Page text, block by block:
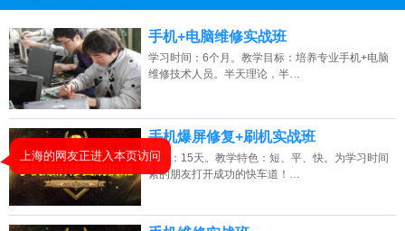
2026年8月10号_山西_胡同学（185****4425）报名:【手机维修培训班】
2026年8月10号_福建_刘同学（153****1140）报名:【手机维修培训班】
2026年8月10号_上海_潘同学（186****8727）报名: 【手机维修培训班】
2026年8月10号_江西_李同学（154****2604）报名:【手机维修培训班】
2026年8月10号_重庆_谭同学（135****1962）报名: 【手机维修培训班】
2026年8月10号_四川_胡同学（159****9115）报名:
点击免费咨询电话：13807313137
手机+电脑维修实战班
学习时间：6个月。教学目标：培养专业手机+电脑
维修技术人员。半天理论，半…
手机爆屏修复+刷机实战班
学时：15天。教学特色：短、平、快。为学习时间
紧的朋友打开成功的快车道！…